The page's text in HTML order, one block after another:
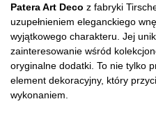
Patera Art Deco z fabryki
uzupełnieniem eleganckiego
wyjątkowego charakteru. Jej
zainteresowanie wśród
oryginalne dodatki. To nie tylko
element dekoracyjny, który
wykonaniem.